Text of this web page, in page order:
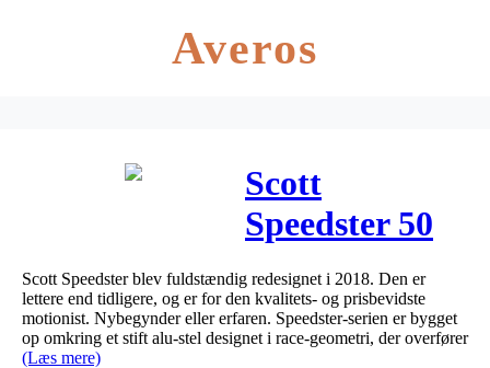
Averos
Scott
Speedster 50
2019
Scott Speedster blev fuldstændig redesignet i 2018. Den er
lettere end tidligere, og er for den kvalitets- og prisbevidste
motionist. Nybegynder eller erfaren. Speedster-serien er bygget
op omkring et stift alu-stel designet i race-geometri, der overfører
(Læs mere)